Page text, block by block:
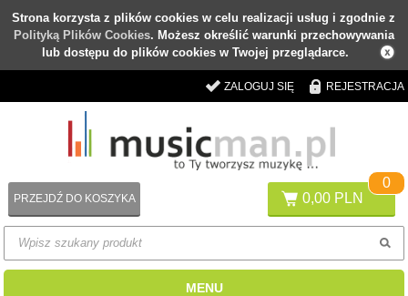
Strona korzysta z plików cookies w celu realizacji usług i zgodnie z
Polityką Plików Cookies. Możesz określić warunki przechowywania
lub dostępu do plików cookies w Twojej przeglądarce.
ZALOGUJ SIĘ REJESTRACJA
0,00 PLN
0
PRZEJDŹ DO KOSZYKA
MENU